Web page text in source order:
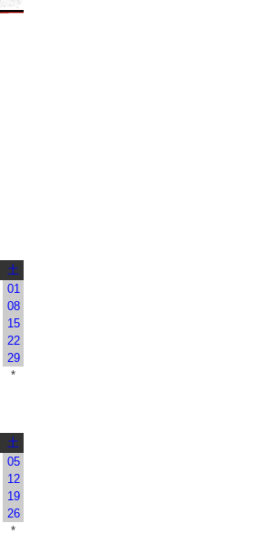
土
01
08
15
22
29
*
土
05
12
19
26
*